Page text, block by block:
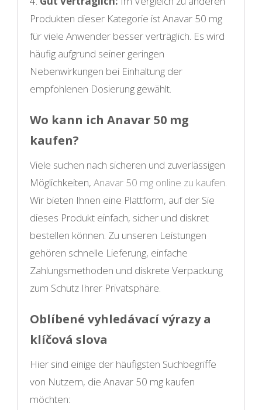
Produkten dieser Kategorie ist Anavar 50 mg
für viele Anwender besser verträglich. Es wird
häufig aufgrund seiner geringen
Nebenwirkungen bei Einhaltung der
empfohlenen Dosierung gewählt.
Wo kann ich Anavar 50 mg
kaufen?
Viele suchen nach sicheren und zuverlässigen
Möglichkeiten, Anavar 50 mg online zu kaufen.
Wir bieten Ihnen eine Plattform, auf der Sie
dieses Produkt einfach, sicher und diskret
bestellen können. Zu unseren Leistungen
gehören schnelle Lieferung, einfache
Zahlungsmethoden und diskrete Verpackung
zum Schutz Ihrer Privatsphäre.
Oblíbené vyhledávací výrazy a
klíčová slova
Hier sind einige der häufigsten Suchbegriffe
von Nutzern, die Anavar 50 mg kaufen
möchten: